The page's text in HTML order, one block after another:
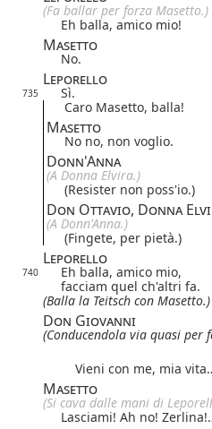
(Fa ballar per forza Masetto.)
Eh balla, amico mio!
Masetto
No.
Leporello
735
Sì.
Caro Masetto, balla!
Masetto
No no, non voglio.
Donn'Anna
(A Donna Elvira.)
(Resister non poss'io.)
Don Ottavio, Donna
(A Donn'Anna.)
(Fingete, per pietà.)
Leporello
740
Eh balla, amico mio,
facciam quel ch'altri fa.
(Balla la Teitsch con Masetto.)
Don Giovanni
(Conducendola via quasi per
Vieni con me, mia
Masetto
(Si cava dalle mani di
Lasciami! Ah no!